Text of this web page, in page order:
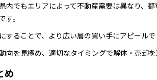
内でもエリアによって不動産需要は異なり、
す。
することで、より広い層の買い手にアピールで
向を見極め、適切なタイミングで解体・売却
め